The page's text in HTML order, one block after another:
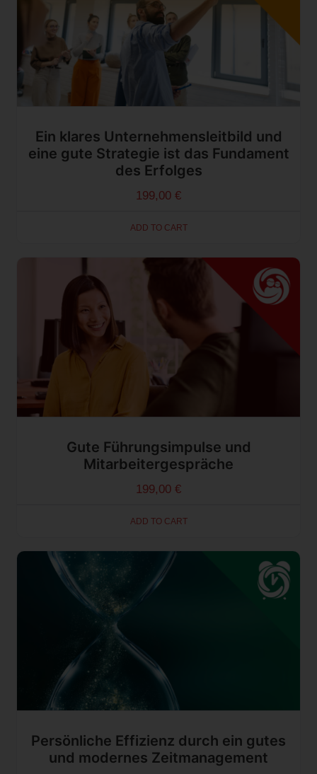
Ein klares Unternehmensleitbild und
eine gute Strategie ist das Fundament
des Erfolges
199,00 €
ADD TO CART
Gute Führungsimpulse und
Mitarbeitergespräche
199,00 €
ADD TO CART
Persönliche Effizienz durch ein gutes
und modernes Zeitmanagement